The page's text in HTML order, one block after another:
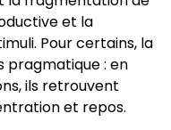
et la
Pour certains, la
pragmatique : en
ils retrouvent
et repos.